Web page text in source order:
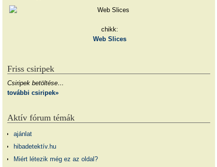
chikk:
Web Slices
Friss csiripek
Csiripek betöltése…
további csiripek»
Aktív fórum témák
ajánlat
hibadetektív.hu
Miért létezik még ez az oldal?